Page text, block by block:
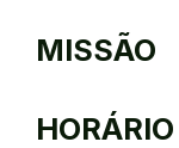
MISSÃO